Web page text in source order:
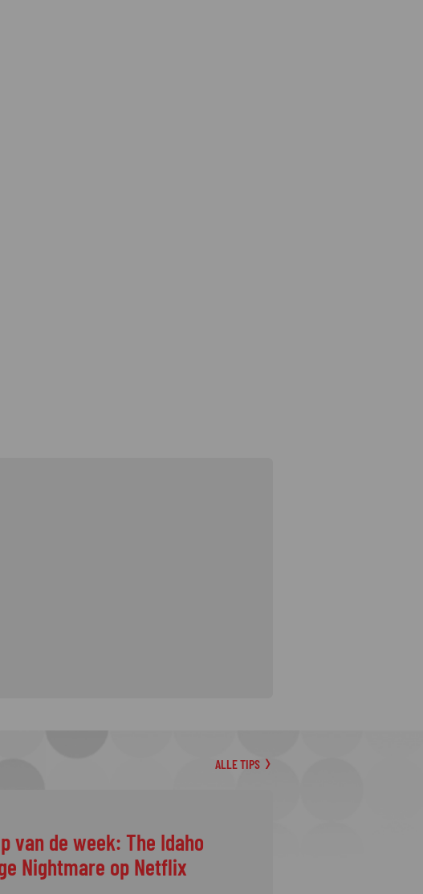
ALLE TIPS
van de week: The Idaho
Nightmare op Netflix